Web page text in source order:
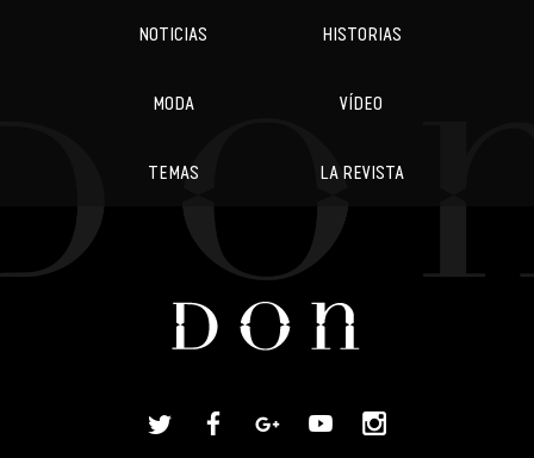
NOTICIAS HISTORIAS
MODA VÍDEO
TEMAS LA REVISTA